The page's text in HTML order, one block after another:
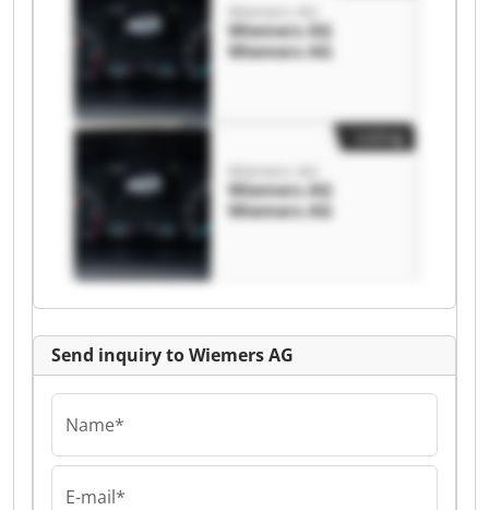
Wiemers AG
Wiemers AG
Wiemers AG
Wiemers AG
Wiemers AG
Wiemers AG
Send inquiry to Wiemers AG
Name*
E-mail*